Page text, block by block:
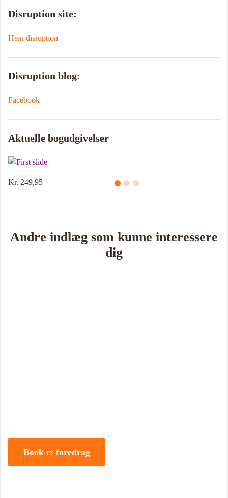
Disruption site:
Hein disruption
Disruption blog:
Facebook
Aktuelle bogudgivelser
Kr. 249,95
Andre indlæg som kunne interessere
dig
Book et foredrag